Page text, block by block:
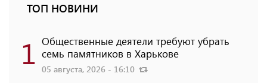
ТОП НОВИНИ
1 Общественные деятели требуют убрать
семь памятников в Харькове
05 августа, 2026 - 16:10